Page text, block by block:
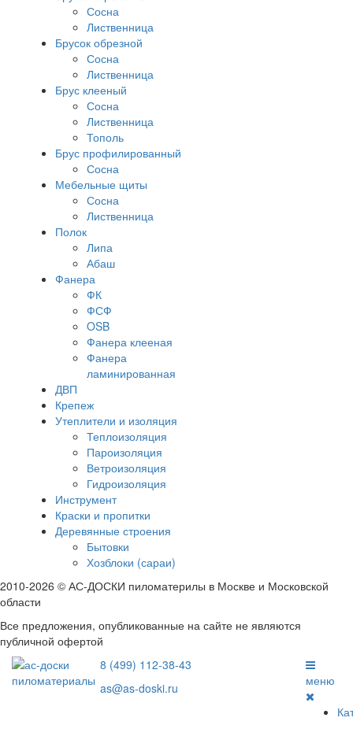
Сосна
Лиственница
Брусок обрезной
Сосна
Лиственница
Брус клееный
Сосна
Лиственница
Тополь
Брус профилированный
Сосна
Мебельные щиты
Сосна
Лиственница
Полок
Липа
Абаш
Фанера
ФК
ФСФ
OSB
Фанера клееная
Фанера
ламинированная
ДВП
Крепеж
Утеплители и изоляция
Теплоизоляция
Пароизоляция
Ветроизоляция
Гидроизоляция
Инструмент
Краски и пропитки
Деревянные строения
Бытовки
Хозблоки (сараи)
2010-2026 © АС-ДОСКИ пиломатерилы в Москве и Московской
области
Все предложения, опубликованные на сайте не являются
публичной офертой
8 (499) 112-38-43
as@as-doski.ru
меню